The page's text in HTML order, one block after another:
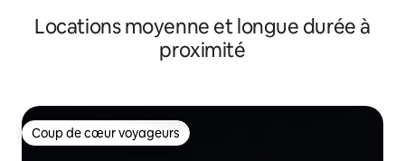
Locations moyenne et longue durée à
proximité
Coup de cœur voyageurs
Coup de cœur voyageurs